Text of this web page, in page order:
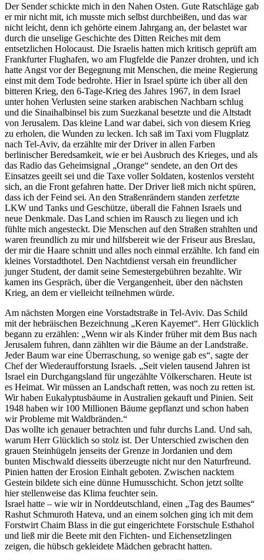
Der Sender schickte mich in den Nahen Osten. Gute Ratschläge gab
er mir nicht mit, ich musste mich selbst durchbeißen, und das war
nicht leicht, denn ich gehörte einem Jahrgang an, der belastet war
durch die unselige Geschichte des Ditten Reiches mit dem
entsetzlichen Holocaust. Die Israelis hatten mich kritisch geprüft am
Frankfurter Flughafen, wo am Flugfelde die Panzer drohten, und ich
hatte Angst vor der Begegnung mit Menschen, die meine Regierung
einst mit dem Tode bedrohte. Hier in Israel spürte ich über all den
bitteren Krieg, den 6-Tage-Krieg des Jahres 1967, in dem Israel
unter hohen Verlusten seine starken arabischen Nachbarn schlug
und die Sinaihalbinsel bis zum Suezkanal besetzte und die Altstadt
von Jerusalem. Das kleine Land war dabei, sich von diesem Krieg
zu erholen, die Wunden zu lecken. Ich saß im Taxi vom Flugplatz
nach Tel-Aviv, da erzählte mir der Driver in allen Farben
berlinischer Beredsamkeit, wie er bei Ausbruch des Krieges, und als
das Radio das Geheimsignal
Orange
sendete, an den Ort des
Einsatzes geeilt sei und die Taxe voller Soldaten, kostenlos versteht
sich, an die Front gefahren hatte. Der Driver ließ mich nicht spüren,
dass ich der Feind sei. An den Straßenrändern standen zerfetzte
LKW und Tanks und Geschütze, überall die Fahnen Israels und
neue Denkmale. Das Land schien im Rausch zu liegen und ich
fühlte mich angesteckt. Die Menschen auf den Straßen strahlten und
waren freundlich zu mir und hilfsbereit wie der Friseur aus Breslau,
der mir die Haare schnitt und alles noch einmal erzählte. Ich fand ein
kleines Vorstadthotel. Den Nachtdienst versah ein freundlicher
junger Student, der damit seine Semestergebühren bezahlte. Wir
kamen ins Gespräch, über die Vergangenheit, über den nächsten
Krieg, an dem er vielleicht teilnehmen würde.
Am nächsten Morgen eine Vorstadtstraße in Tel-Aviv. Das Schild
mit der hebräischen Bezeichnung
Keren Kayemet . Herr Glücklich
begann zu erzählen:
Wenn wir als Kinder früher mit dem Bus nach
Jerusalem fuhren, dann zählten wir die Bäume an der Landstraße.
Jeder Baum war eine Überraschung, so wenige gab es , sagte der
Chef der Wiederaufforstung Israels.
Seit vielen tausend Jahren ist
Israel ein Durchgangsland für ungezählte Völkerscharen. Heute ist
es Heimat. Wir müssen an Landschaft retten, was noch zu retten ist.
Wir haben Eukalyptusbäume in Australien gekauft und Pinien. Seit
1948 haben wir 100 Millionen Bäume gepflanzt und schon haben
wir Probleme mit Waldbränden.
Das wollte ich genauer betrachten und fuhr durchs Land. Und sah,
warum Herr Glücklich so stolz ist. Der Unterschied zwischen den
grauen Steinhügeln jenseits der Grenze in Jordanien und dem
bunten Mischwald diesseits überzeugte nicht nur den Naturfreund.
Pinien hatten der Erosion Einhalt geboten. Zwischen nacktem
Gestein bildete sich eine dünne Humusschicht. Schon jetzt sollte
hier stellenweise das Klima feuchter sein.
Israel hatte – wie wir in Norddeutschland, einen
Tag des Baumes
Rashut Schmuroth Hateva, und an einem solchen ging ich mit dem
Forstwirt Chaim Blass in die gut eingerichtete Forstschule Esthahol
und ließ mir die Beete mit den Fichten- und Eichensetzlingen
zeigen, die hübsch gekleidete Mädchen gebracht hatten.